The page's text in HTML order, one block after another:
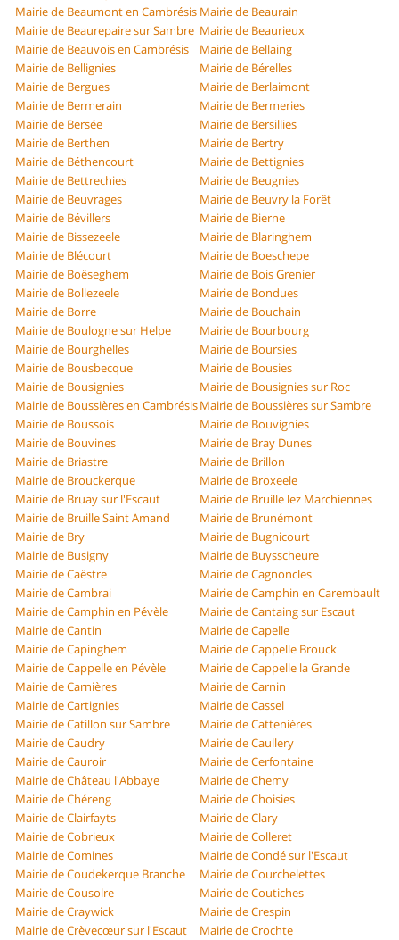
Mairie de Beaumont en Cambrésis Mairie de Beaurain
Mairie de Beaurepaire sur Sambre Mairie de Beaurieux
Mairie de Beauvois en Cambrésis
Mairie de Bellaing
Mairie de Bellignies
Mairie de Bérelles
Mairie de Bergues
Mairie de Berlaimont
Mairie de Bermerain
Mairie de Bermeries
Mairie de Bersée
Mairie de Bersillies
Mairie de Berthen
Mairie de Bertry
Mairie de Béthencourt
Mairie de Bettignies
Mairie de Bettrechies
Mairie de Beugnies
Mairie de Beuvrages
Mairie de Beuvry la Forêt
Mairie de Bévillers
Mairie de Bierne
Mairie de Bissezeele
Mairie de Blaringhem
Mairie de Blécourt
Mairie de Boeschepe
Mairie de Boëseghem
Mairie de Bois Grenier
Mairie de Bollezeele
Mairie de Bondues
Mairie de Borre
Mairie de Bouchain
Mairie de Boulogne sur Helpe
Mairie de Bourbourg
Mairie de Bourghelles
Mairie de Boursies
Mairie de Bousbecque
Mairie de Bousies
Mairie de Bousignies
Mairie de Bousignies sur Roc
Mairie de Boussières en CambrésisMairie de Boussières sur Sambre
Mairie de Boussois
Mairie de Bouvignies
Mairie de Bouvines
Mairie de Bray Dunes
Mairie de Briastre
Mairie de Brillon
Mairie de Brouckerque
Mairie de Broxeele
Mairie de Bruay sur l'Escaut
Mairie de Bruille lez Marchiennes
Mairie de Bruille Saint Amand
Mairie de Brunémont
Mairie de Bry
Mairie de Bugnicourt
Mairie de Busigny
Mairie de Buysscheure
Mairie de Caëstre
Mairie de Cagnoncles
Mairie de Cambrai
Mairie de Camphin en Carembault
Mairie de Camphin en Pévèle
Mairie de Cantaing sur Escaut
Mairie de Cantin
Mairie de Capelle
Mairie de Capinghem
Mairie de Cappelle Brouck
Mairie de Cappelle en Pévèle
Mairie de Cappelle la Grande
Mairie de Carnières
Mairie de Carnin
Mairie de Cartignies
Mairie de Cassel
Mairie de Catillon sur Sambre
Mairie de Cattenières
Mairie de Caudry
Mairie de Caullery
Mairie de Cauroir
Mairie de Cerfontaine
Mairie de Château l'Abbaye
Mairie de Chemy
Mairie de Chéreng
Mairie de Choisies
Mairie de Clairfayts
Mairie de Clary
Mairie de Cobrieux
Mairie de Colleret
Mairie de Comines
Mairie de Condé sur l'Escaut
Mairie de Coudekerque Branche
Mairie de Courchelettes
Mairie de Cousolre
Mairie de Coutiches
Mairie de Craywick
Mairie de Crespin
Mairie de Crèvecœur sur l'Escaut
Mairie de Crochte